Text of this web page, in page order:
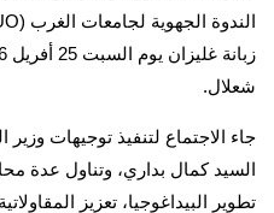
شعلال.
جاء الاجتماع لتنفيذ توجيهات وزير
السيد كمال بداري، وتناول عدة
تطوير البيداغوجيا، تعزيز